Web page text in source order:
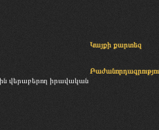
վերաբերող իրավական
Կայքի քարտեզ